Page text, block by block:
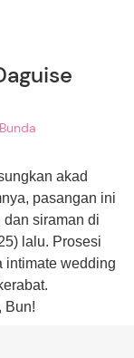
akad
pasangan ini
siraman di
lalu. Prosesi
intimate wedding
Bun!